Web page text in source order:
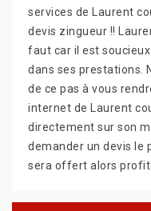
services de Laurent
devis zingueur !!
faut car il est
dans ses prestations.
de ce pas à vous
internet de Laurent
directement sur son
demander un devis le
sera offert alors